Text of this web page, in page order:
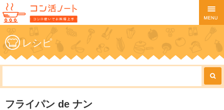
レシピ
フライパン de ナン